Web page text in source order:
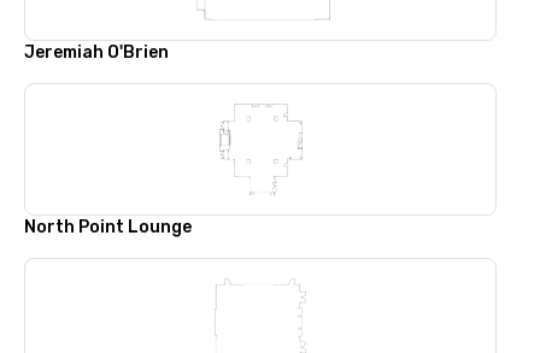
Jeremiah O'Brien
North Point Lounge